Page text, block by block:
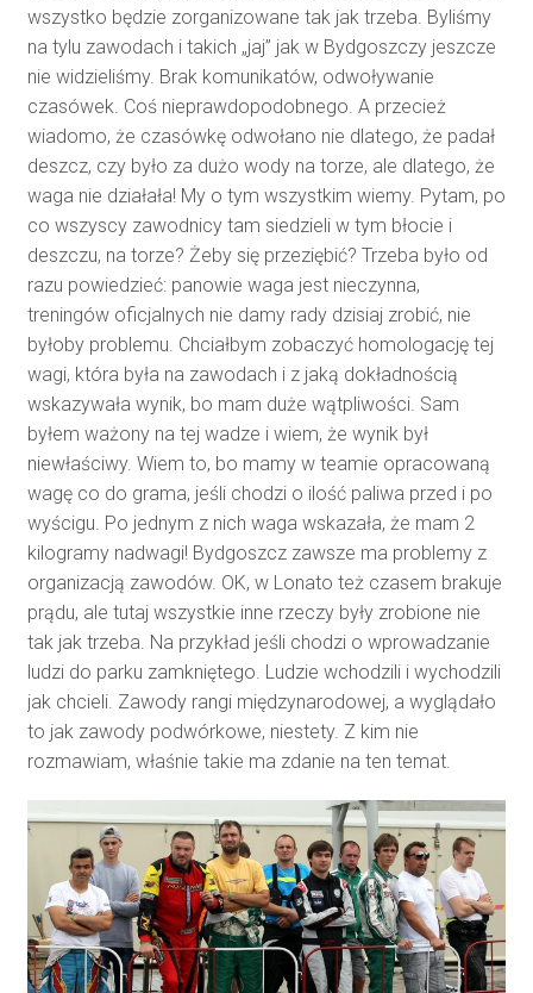
wszystko będzie zorganizowane tak jak trzeba. Byliśmy
na tylu zawodach i takich „jaj” jak w Bydgoszczy jeszcze
nie widzieliśmy. Brak komunikatów, odwoływanie
czasówek. Coś nieprawdopodobnego. A przecież
wiadomo, że czasówkę odwołano nie dlatego, że padał
deszcz, czy było za dużo wody na torze, ale dlatego, że
waga nie działała! My o tym wszystkim wiemy. Pytam, po
co wszyscy zawodnicy tam siedzieli w tym błocie i
deszczu, na torze? Żeby się przeziębić? Trzeba było od
razu powiedzieć: panowie waga jest nieczynna,
treningów oficjalnych nie damy rady dzisiaj zrobić, nie
byłoby problemu. Chciałbym zobaczyć homologację tej
wagi, która była na zawodach i z jaką dokładnością
wskazywała wynik, bo mam duże wątpliwości. Sam
byłem ważony na tej wadze i wiem, że wynik był
niewłaściwy. Wiem to, bo mamy w teamie opracowaną
wagę co do grama, jeśli chodzi o ilość paliwa przed i po
wyścigu. Po jednym z nich waga wskazała, że mam 2
kilogramy nadwagi! Bydgoszcz zawsze ma problemy z
organizacją zawodów. OK, w Lonato też czasem brakuje
prądu, ale tutaj wszystkie inne rzeczy były zrobione nie
tak jak trzeba. Na przykład jeśli chodzi o wprowadzanie
ludzi do parku zamkniętego. Ludzie wchodzili i wychodzili
jak chcieli. Zawody rangi międzynarodowej, a wyglądało
to jak zawody podwórkowe, niestety. Z kim nie
rozmawiam, właśnie takie ma zdanie na ten temat.